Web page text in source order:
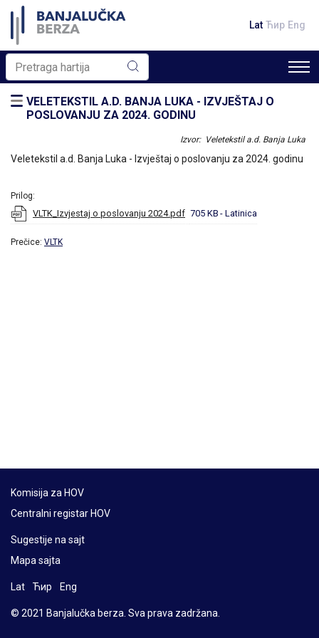
Lat Ћир Eng
VELETEKSTIL A.D. BANJA LUKA - IZVJEŠTAJ O
POSLOVANJU ZA 2024. GODINU
Izvor: Veletekstil a.d. Banja Luka
Veletekstil a.d. Banja Luka - Izvještaj o poslovanju za 2024. godinu
Prilog:
VLTK_Izvjestaj o poslovanju 2024.pdf 705 KB - Latinica
Prečice: VLTK
Komisija za HOV
Centralni registar HOV
Sugestije na sajt
Mapa sajta
Lat Ћир Eng
© 2021 Banjalučka berza. Sva prava zadržana.